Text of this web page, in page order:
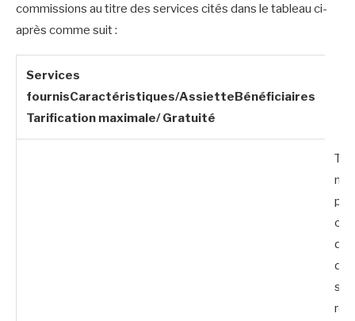
commissions au titre des services cités dans le tableau ci-
après comme suit :
Services
fournisCaractéristiques/AssietteBénéficiaires
Tarification maximale/ Gratuité
du